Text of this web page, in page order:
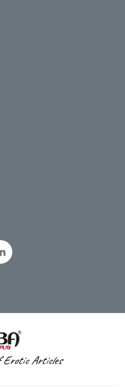
Erotic Articles